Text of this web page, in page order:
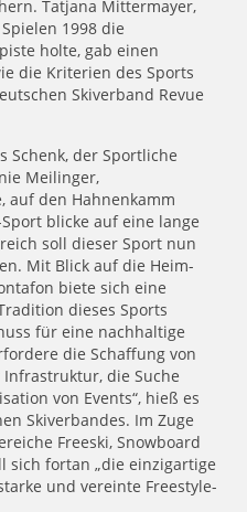
Tatjana Mittermayer,
1998 die
holte, gab einen
die Kriterien des Sports
Skiverband Revue
Schenk, der Sportliche
Meilinger,
auf den Hahnenkamm
blicke auf eine lange
soll dieser Sport nun
Mit Blick auf die Heim-
biete sich eine
dieses Sports
für eine nachhaltige
die Schaffung von
die Suche
von Events“, hieß es
Skiverbandes. Im Zuge
Freeski, Snowboard
sich fortan „die einzigartige
und vereinte Freestyle-